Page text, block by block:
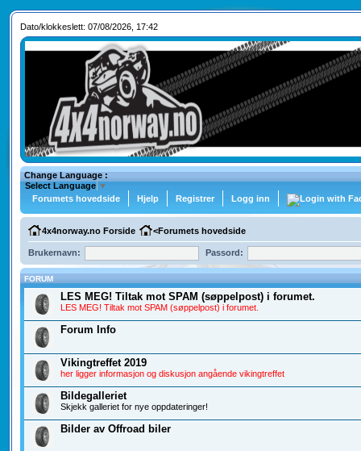
Dato/klokkeslett: 07/08/2026, 17:42
Change Language :
Select Language ▼
Forumets hovedside
Hjelp Registrer Logg inn
4x4norway.no Forside <Forumets hovedside
Brukernavn: Passord:
FORUM
LES MEG! Tiltak mot SPAM (søppelpost) i forumet.
LES MEG! Tiltak mot SPAM (søppelpost) i forumet.
Forum Info
Vikingtreffet 2019
her ligger informasjon og diskusjon angående vikingtreffet
Bildegalleriet
Skjekk galleriet for nye oppdateringer!
Bilder av Offroad biler